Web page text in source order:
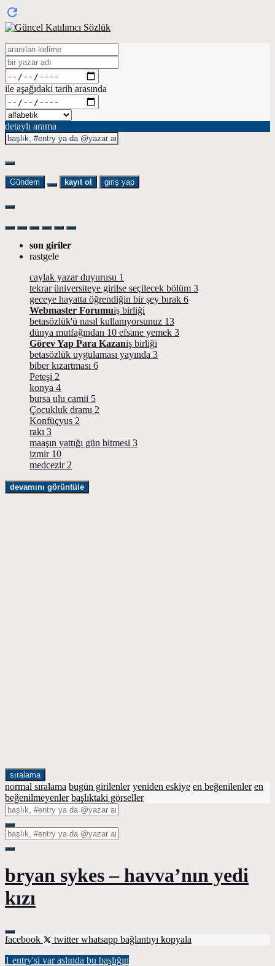
ile aşağıdaki tarih arasında
detaylı arama
Gündem kayıt ol giriş yap
son giriler
rastgele
caylak yazar duyurusu 1
tekrar üniversiteye girilse seçilecek bölüm 3
geceye hayatta öğrendiğin bir şey bırak 6
Webmaster Forumuiş birliği
betasözlük'ü nasıl kullanıyorsunuz 13
dünya mutfağından 10 efsane yemek 3
Görev Yap Para Kazaniş birliği
betasözlük uygulaması yayında 3
biber kızartması 6
Peteşi 2
konya 4
bursa ulu camii 5
Çocukluk dramı 2
Konfüçyus 2
rakı 3
maaşın yattığı gün bitmesi 3
izmir 10
medcezir 2
devamını görüntüle
sıralama
normal sıralama bugün girilenler yeniden eskiye en beğenilenler en
beğenilmeyenler başlıktaki görseller
bryan sykes – havva’nın yedi
kızı
facebook twitterwhatsapp bağlantıyı kopyala
1 entry'si var aslında bu başlığın